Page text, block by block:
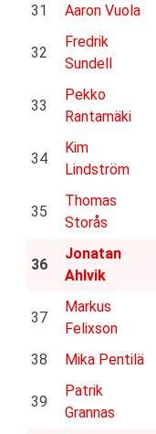
31 Aaron Vuola
32
Fredrik
Sundell
33
Pekko
Rantamäki
34
Kim
Lindström
35
Thomas
Storås
36
Jonatan
Ahlvik
37
Markus
Felixson
38 Mika Pentilä
39
Patrik
Grannas